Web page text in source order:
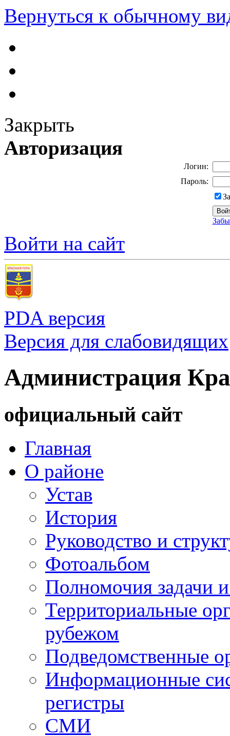
Вернуться к обычному
Закрыть
Авторизация
Логин:
Пароль:
Войти на сайт
PDA версия
Версия для слабовидящих
Администрация
официальный сайт
Главная
О районе
Устав
История
Руководство и
Фотоальбом
Полномочия задачи
Территориальные
рубежом
Подведомственные
Информационные
регистры
СМИ